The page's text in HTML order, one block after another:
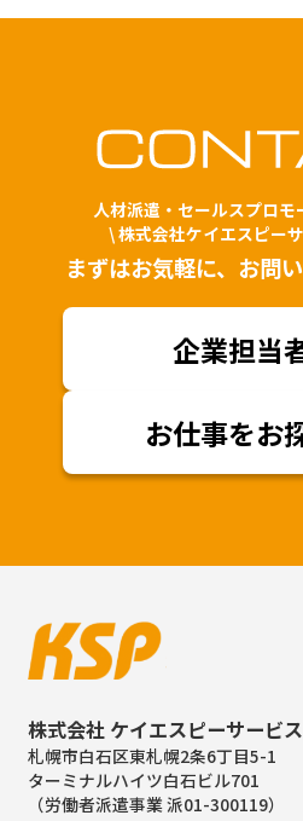
人材派遣・セールスプロモ
\ 株式会社ケイエスピー
まずはお気軽に、お問
企業担当
お仕事をお
株式会社 ケイエスピーサービス
札幌市白石区東札幌2条6丁目5-1
ターミナルハイツ白石ビル701
（労働者派遣事業 派01-300119）